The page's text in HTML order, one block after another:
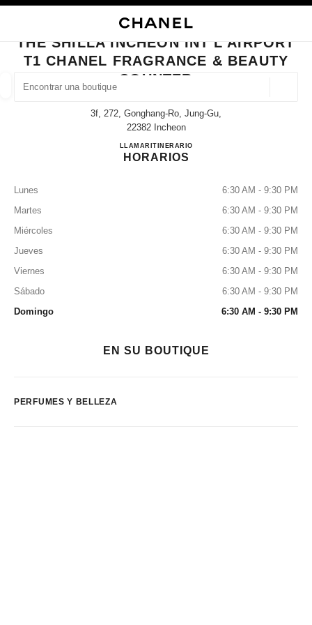
BUSCAR UNA BOUTIQUE
CERRAR TARJETA DE BOUTIQUE THE SHILLA INCHEON INT'L AIRPORT
THE SHILLA INCHEON INT'L AIRPORT
T1 CHANEL FRAGRANCE & BEAUTY
COUNTER
3f, 272, Gonghang-Ro, Jung-Gu,
22382 Incheon
LLAMAR+82 32 743 4673
ITINERARIOThe Shilla Incheon Int'l
HORARIOS
Lunes
6:30 AM - 9:30 PM
Martes
6:30 AM - 9:30 PM
Miércoles
6:30 AM - 9:30 PM
Jueves
6:30 AM - 9:30 PM
Viernes
6:30 AM - 9:30 PM
Sábado
6:30 AM - 9:30 PM
Domingo
6:30 AM - 9:30 PM
EN SU BOUTIQUE
PERFUMES Y BELLEZA
resultado de los filtros por: RELOJERÍA Y JOYERÍA